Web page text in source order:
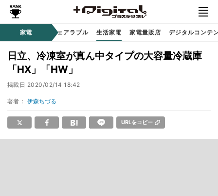
家電
ディオ 時計 / ウェアラブル 生活家電 家電量販店 デジタルコンテ
日立、冷凍室が真ん中タイプの大容量冷蔵庫
「HX」「HW」
掲載日 2020/02/14 18:42
著者： 伊森ちづる
URLをコピー